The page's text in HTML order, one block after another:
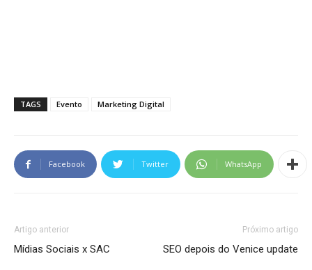
TAGS Evento Marketing Digital
Facebook Twitter WhatsApp
Artigo anterior
Mídias Sociais x SAC
Próximo artigo
SEO depois do Venice update